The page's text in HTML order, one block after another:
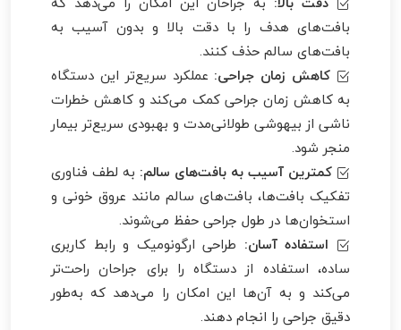
بافت‌های هدف را با دقت بالا و بدون آسیب به
بافت‌های سالم حذف کنند.
کاهش زمان جراحی: عملکرد سریع‌تر این دستگاه
به کاهش زمان جراحی کمک می‌کند و کاهش خطرات
ناشی از بیهوشی طولانی‌مدت و بهبودی سریع‌تر بیمار
منجر شود.
کمترین آسیب به بافت‌های سالم: به لطف فناوری
تفکیک بافت‌ها، بافت‌های سالم مانند عروق خونی و
استخوان‌ها در طول جراحی حفظ می‌شوند.
استفاده آسان: طراحی ارگونومیک و رابط کاربری
ساده، استفاده از دستگاه را برای جراحان راحت‌تر
می‌کند و به آن‌ها این امکان را می‌دهد که به‌طور
دقیق جراحی را انجام دهند.